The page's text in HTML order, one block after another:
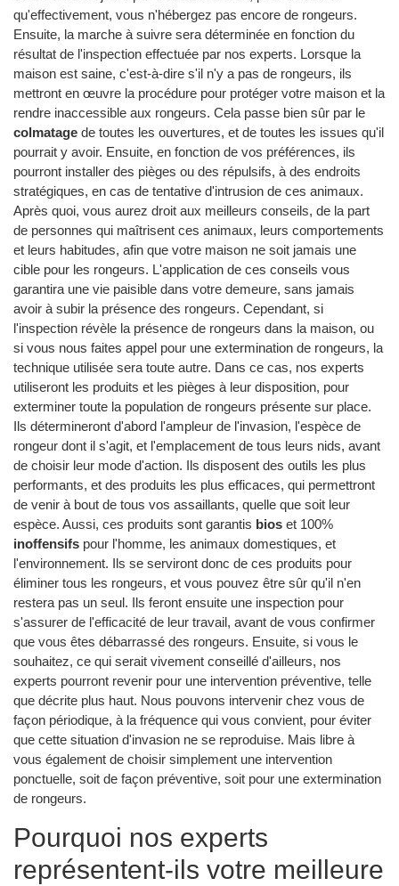
qu'effectivement, vous n'hébergez pas encore de rongeurs.
Ensuite, la marche à suivre sera déterminée en fonction du
résultat de l'inspection effectuée par nos experts. Lorsque la
maison est saine, c'est-à-dire s'il n'y a pas de rongeurs, ils
mettront en œuvre la procédure pour protéger votre maison et la
rendre inaccessible aux rongeurs. Cela passe bien sûr par le
colmatage de toutes les ouvertures, et de toutes les issues qu'il
pourrait y avoir. Ensuite, en fonction de vos préférences, ils
pourront installer des pièges ou des répulsifs, à des endroits
stratégiques, en cas de tentative d'intrusion de ces animaux.
Après quoi, vous aurez droit aux meilleurs conseils, de la part
de personnes qui maîtrisent ces animaux, leurs comportements
et leurs habitudes, afin que votre maison ne soit jamais une
cible pour les rongeurs. L'application de ces conseils vous
garantira une vie paisible dans votre demeure, sans jamais
avoir à subir la présence des rongeurs. Cependant, si
l'inspection révèle la présence de rongeurs dans la maison, ou
si vous nous faites appel pour une extermination de rongeurs, la
technique utilisée sera toute autre. Dans ce cas, nos experts
utiliseront les produits et les pièges à leur disposition, pour
exterminer toute la population de rongeurs présente sur place.
Ils détermineront d'abord l'ampleur de l'invasion, l'espèce de
rongeur dont il s'agit, et l'emplacement de tous leurs nids, avant
de choisir leur mode d'action. Ils disposent des outils les plus
performants, et des produits les plus efficaces, qui permettront
de venir à bout de tous vos assaillants, quelle que soit leur
espèce. Aussi, ces produits sont garantis bios et 100%
inoffensifs pour l'homme, les animaux domestiques, et
l'environnement. Ils se serviront donc de ces produits pour
éliminer tous les rongeurs, et vous pouvez être sûr qu'il n'en
restera pas un seul. Ils feront ensuite une inspection pour
s'assurer de l'efficacité de leur travail, avant de vous confirmer
que vous êtes débarrassé des rongeurs. Ensuite, si vous le
souhaitez, ce qui serait vivement conseillé d'ailleurs, nos
experts pourront revenir pour une intervention préventive, telle
que décrite plus haut. Nous pouvons intervenir chez vous de
façon périodique, à la fréquence qui vous convient, pour éviter
que cette situation d'invasion ne se reproduise. Mais libre à
vous également de choisir simplement une intervention
ponctuelle, soit de façon préventive, soit pour une extermination
de rongeurs.
Pourquoi nos experts
représentent-ils votre meilleure